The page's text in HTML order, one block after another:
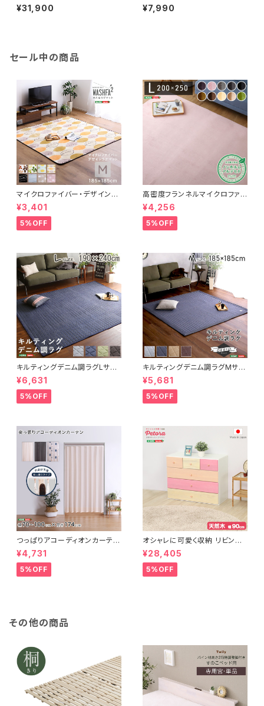
ニングチェア2脚セット（スタンダ
ードチェアタイプ） SH-01EGL
¥31,900 脚セット BFR-2C
¥7,990
セール中の商品
マイクロファイバー・デザインラ
グマットMサイズ（185×185cm）
洗えるラグマット 【WASHFA2】
FRG-D2-M
¥3,401
5%OFF
高密度フランネルマイクロファイ
バー・ラグマットLサイズ（200×2
50cm）洗えるラグマット｜ナル
トレア
¥4,256
5%OFF
キルティングデニム調ラグLサイ
ズ(190x240cm)オールシーズ
ン、滑り止め付き、手洗い対応【D
erid-デリッド-】 DRG-L
¥6,631
5%OFF
キルティングデニム調ラグMサイ
ズ(185x185cm)オールシーズ
ン、滑り止め付き、手洗い対応【D
erid-デリッド-】 DRG-M
¥5,681
5%OFF
つっぱりアコーディオンカーテ
ン 100×174cm SH-16-TA
DC
¥4,731
5%OFF
オシャレに可愛く収納 リビング
用ローチェスト 4段 幅90cm
天然木（桐）日本製｜petora-
ペトラ- SH-08-PTR90
¥28,405
5%OFF
その他の商品